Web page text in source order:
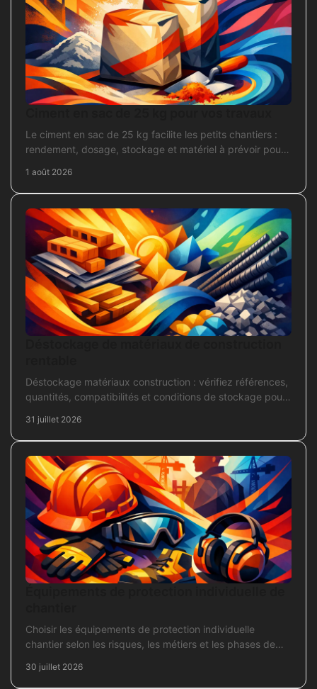
Le ciment en sac de 25 kg facilite les petits chantiers :
rendement, dosage, stockage et matériel à prévoir pour
1 août 2026
Déstockage matériaux construction : vérifiez références,
quantités, compatibilités et conditions de stockage pour
31 juillet 2026
Choisir les équipements de protection individuelle
chantier selon les risques, les métiers et les phases de
30 juillet 2026